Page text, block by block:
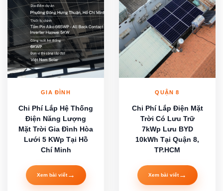
GIA ĐÌNH
Chi Phí Lắp Hệ Thống
Điện Năng Lượng
Mặt Trời Gia Đình Hòa
Lưới 5 KWp Tại Hồ
Chí Minh
Xem bài viết→
QUẬN 8
Chi Phí Lắp Điện Mặt
Trời Có Lưu Trữ
7kWp Lưu BYD
10kWh Tại Quận 8,
TP.HCM
Xem bài viết→